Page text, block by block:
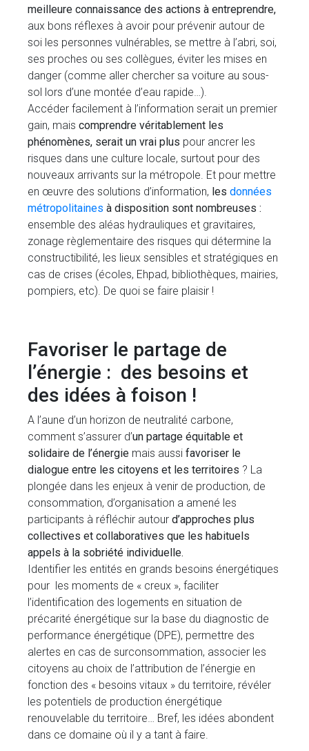
meilleure connaissance des actions à entreprendre,
aux bons réflexes à avoir pour prévenir autour de
soi les personnes vulnérables, se mettre à l’abri, soi,
ses proches ou ses collègues, éviter les mises en
danger (comme aller chercher sa voiture au sous-
sol lors d’une montée d’eau rapide…).
Accéder facilement à l’information serait un premier
gain, mais comprendre véritablement les
phénomènes, serait un vrai plus pour ancrer les
risques dans une culture locale, surtout pour des
nouveaux arrivants sur la métropole. Et pour mettre
en œuvre des solutions d’information, les données
métropolitaines à disposition sont nombreuses :
ensemble des aléas hydrauliques et gravitaires,
zonage règlementaire des risques qui détermine la
constructibilité, les lieux sensibles et stratégiques en
cas de crises (écoles, Ehpad, bibliothèques, mairies,
pompiers, etc). De quoi se faire plaisir !
Favoriser le partage de
l’énergie : des besoins et
des idées à foison !
A l’aune d’un horizon de neutralité carbone,
comment s’assurer d’un partage équitable et
solidaire de l’énergie mais aussi favoriser le
dialogue entre les citoyens et les territoires ? La
plongée dans les enjeux à venir de production, de
consommation, d’organisation a amené les
participants à réfléchir autour d’approches plus
collectives et collaboratives que les habituels
appels à la sobriété individuelle.
Identifier les entités en grands besoins énergétiques
pour les moments de « creux », faciliter
l’identification des logements en situation de
précarité énergétique sur la base du diagnostic de
performance énergétique (DPE), permettre des
alertes en cas de surconsommation, associer les
citoyens au choix de l’attribution de l’énergie en
fonction des « besoins vitaux » du territoire, révéler
les potentiels de production énergétique
renouvelable du territoire… Bref, les idées abondent
dans ce domaine où il y a tant à faire.